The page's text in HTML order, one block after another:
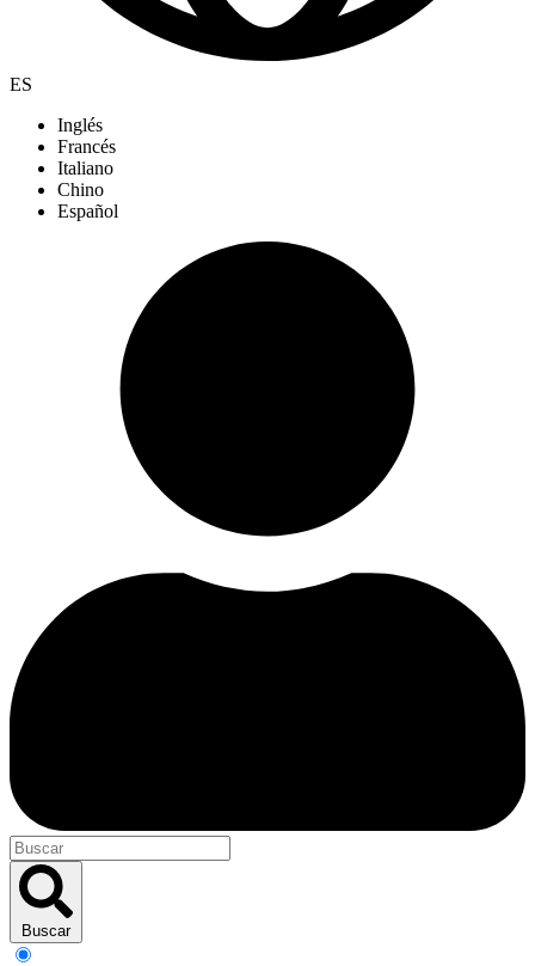
ES
Inglés
Francés
Italiano
Chino
Español
Buscar